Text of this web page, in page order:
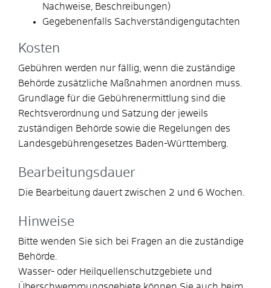
Nachweise, Beschreibungen)
Gegebenenfalls Sachverständigengutachten
Kosten
Gebühren werden nur fällig, wenn die zuständige
Behörde zusätzliche Maßnahmen anordnen muss.
Grundlage für die Gebührenermittlung sind die
Rechtsverordnung und Satzung der jeweils
zuständigen Behörde sowie die Regelungen des
Landesgebührengesetzes Baden-Württemberg.
Bearbeitungsdauer
Die Bearbeitung dauert zwischen 2 und 6 Wochen.
Hinweise
Bitte wenden Sie sich bei Fragen an die zuständige
Behörde.
Wasser- oder Heilquellenschutzgebiete und